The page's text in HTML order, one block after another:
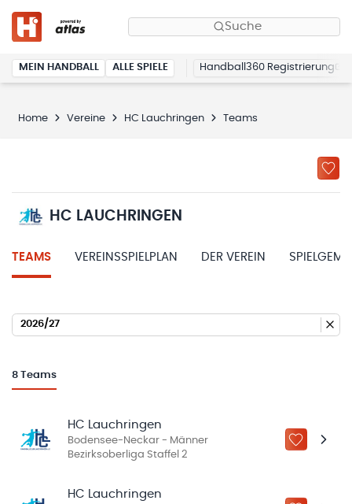
Suche
MEIN HANDBALL ALLE SPIELE Handball360 Registrierung
Home Vereine HC Lauchringen Teams
HC LAUCHRINGEN
TEAMS VEREINSSPIELPLAN DER VEREIN
2026/27
8 Teams
HC Lauchringen
Bodensee-Neckar - Männer
Bezirksoberliga Staffel 2
ZU „MEINE
HC Lauchringen